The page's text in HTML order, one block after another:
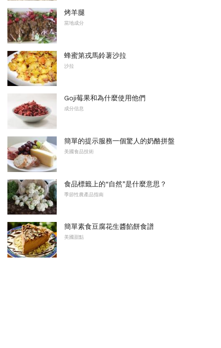
烤羊腿
當地成分
蜂蜜第戎馬鈴薯沙拉
沙拉
Goji莓果和為什麼使用他們
成分信息
簡單的提示服務一個驚人的奶酪拼盤
美國食品技術
食品標籤上的“自然”是什麼意思？
季節性農產品指南
簡單素食豆腐花生醬餡餅食譜
美國甜點